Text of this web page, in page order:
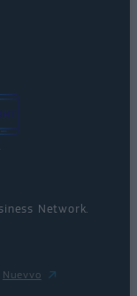
Network.
Nuevvo